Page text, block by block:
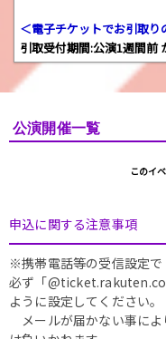
＜電子チケットでお引取り
引取受付期間:公演1週間前
公演開催一覧
このイ
申込に関する注意事項
※携帯電話等の受信設定で
必ず「
ように設定してください。
メールが届かない事に